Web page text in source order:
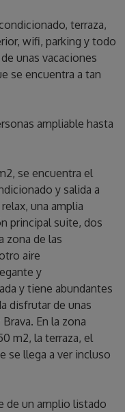
terraza,
wifi, parking y todo
unas vacaciones
se encuentra a tan
ampliable hasta
se encuentra el
y salida a
una amplia
principal suite, dos
zona de las
aire
y
y tiene abundantes
disfrutar de unas
En la zona
m2, la terraza, el
se llega a ver incluso
de un amplio listado